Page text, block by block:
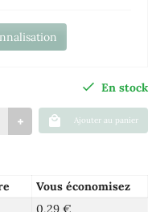
En stock
Ajouter au panier
Vous économisez
0,29 €